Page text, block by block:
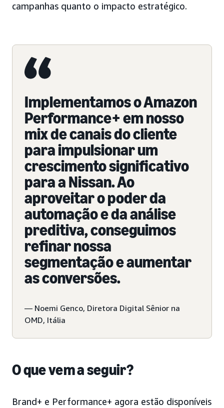
campanhas quanto o impacto estratégico.
Implementamos o Amazon
Performance+ em nosso
mix de canais do cliente
para impulsionar um
crescimento significativo
para a Nissan. Ao
aproveitar o poder da
automação e da análise
preditiva, conseguimos
refinar nossa
segmentação e aumentar
as conversões.
— Noemi Genco, Diretora Digital Sênior na
OMD, Itália
O que vem a seguir?
Brand+ e Performance+ agora estão disponíveis